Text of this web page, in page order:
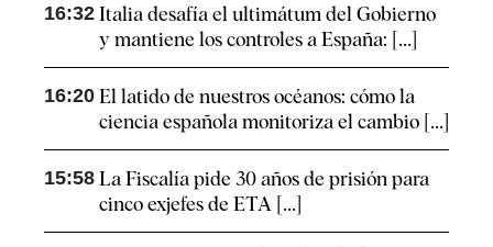
16:32 Italia desafía el ultimátum del Gobierno
y mantiene los controles a España: [...]
16:20 El latido de nuestros océanos: cómo la
ciencia española monitoriza el cambio [...]
15:58 La Fiscalía pide 30 años de prisión para
cinco exjefes de ETA [...]